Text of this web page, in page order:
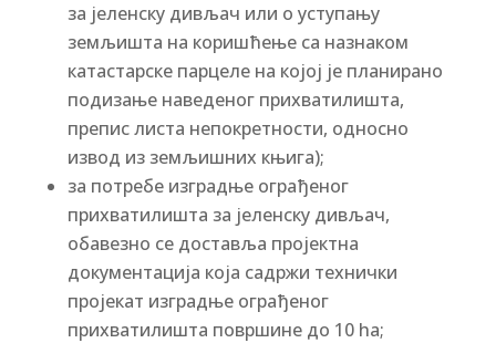
за јеленску дивљач или о уступању
земљишта на коришћење са назнаком
катастaрске парцеле на којој је планирано
подизање наведеног прихватилишта,
препис листа непокретности, односно
извод из земљишних књига);
за потребе изградње ограђеног
прихватилишта за јеленску дивљач,
обавезно се доставља пројектна
документација која садржи технички
пројекат изградње ограђеног
прихватилишта површине до 10 ha;